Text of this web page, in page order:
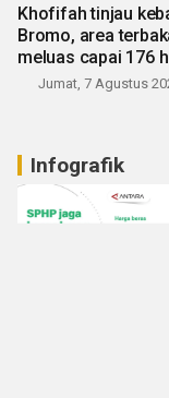
Khofifah tinjau
Bromo, area
meluas capai 176
Jumat, 7 Agustus
Infografik